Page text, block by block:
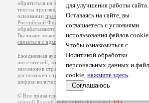
для улучшения работы сайта.
Оставаясь на сайте, вы
соглашаетесь с условиями
использования файлов
Чтобы ознакомиться с
Политикой обработки
персональных данных и
cookie, нажмите здесь.
Соглашаюсь
обратиться на его авторской странице.
тексты произведений авторы несут самостоятельно
основанииправил публикацииизаконодательства
Российской Федерации
обрабатываются на основанииПолитики обработки
Вы также можете посмотреть более подробную
связаться с администрацией
Ежедневная аудитория портала Стихи.ру – порядка
посетителей, которые в общей сумме
миллионов страниц по данным счетчика
расположен справа от этого текста. В каждой
цифры: количество просмотров и количество
© Все права принадлежат авторам, 2000-2026.